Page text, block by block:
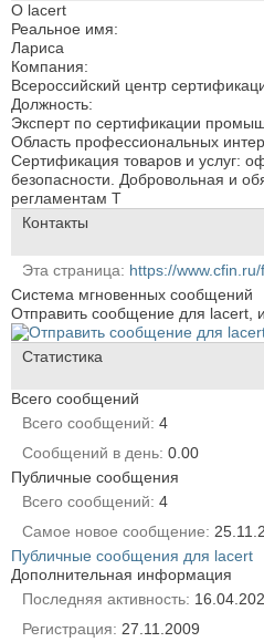
О lacert
Реальное имя:
Лариса
Компания:
Всероссийский центр
Должность:
Эксперт по сертификации
Область профессиональных
Сертификация товаров и услуг:
безопасности. Добровольная и
регламентам Т
Контакты
Эта страница https://
Система мгновенных сообщений
Отправить сообщение для lacert,
Статистика
Всего сообщений
Всего сообщений 4
Сообщений в день 0.00
Публичные сообщения
Всего сообщений 4
Самое новое сообщение
Публичные сообщения для lacert
Дополнительная информация
Последняя активность
Регистрация 27.11.2009